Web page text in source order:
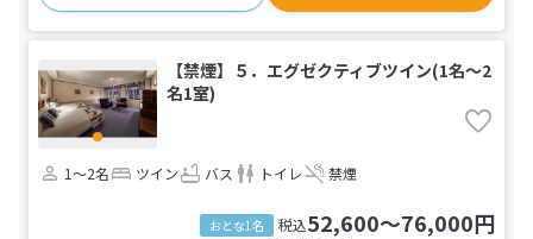
【禁煙】５．エグゼクティブツイン(1名～2
名1室)
1～2名 ツイン バス トイレ 禁煙
おとな1名 税込52,600～76,000円